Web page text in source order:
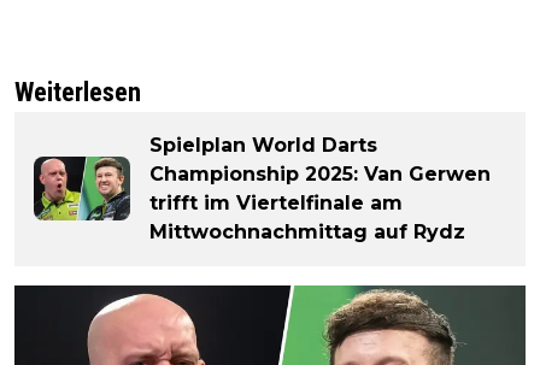
Weiterlesen
Spielplan World Darts
Championship 2025: Van Gerwen
trifft im Viertelfinale am
Mittwochnachmittag auf Rydz